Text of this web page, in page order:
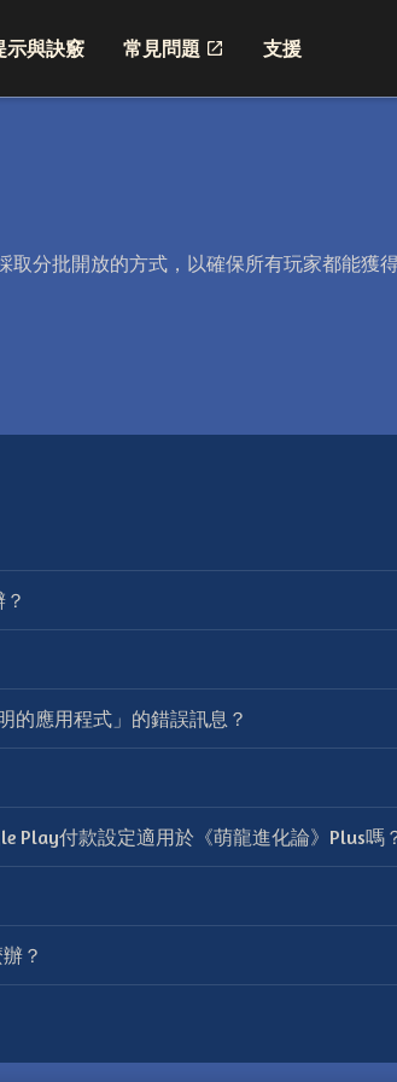
示與訣竅 常見問題 支援
分批開放的方式，以確保所有玩家都能獲
的應用程式」的錯誤訊息？
Play付款設定適用於《萌龍進化論》Plus嗎
？